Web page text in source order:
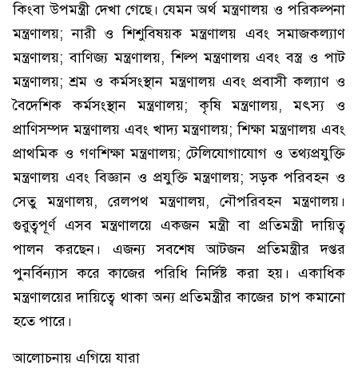
কিংবা উপমন্ত্রী দেখা গেছে। যেমন অর্থ মন্ত্রণালয় ও পরিকল্পনা
মন্ত্রণালয়; নারী ও শিশুবিষয়ক মন্ত্রণালয় এবং সমাজকল্যাণ
মন্ত্রণালয়; বাণিজ্য মন্ত্রণালয়, শিল্প মন্ত্রণালয় এবং বস্ত্র ও পাট
মন্ত্রণালয়; শ্রম ও কর্মসংস্থান মন্ত্রণালয় এবং প্রবাসী কল্যাণ ও
বৈদেশিক কর্মসংস্থান মন্ত্রণালয়; কৃষি মন্ত্রণালয়, মৎস্য ও
প্রাণিসম্পদ মন্ত্রণালয় এবং খাদ্য মন্ত্রণালয়; শিক্ষা মন্ত্রণালয় এবং
প্রাথমিক ও গণশিক্ষা মন্ত্রণালয়; টেলিযোগাযোগ ও তথ্যপ্রযুক্তি
মন্ত্রণালয় এবং বিজ্ঞান ও প্রযুক্তি মন্ত্রণালয়; সড়ক পরিবহন ও
সেতু মন্ত্রণালয়, রেলপথ মন্ত্রণালয়, নৌপরিবহন মন্ত্রণালয়।
গুরুত্বপূর্ণ এসব মন্ত্রণালয়ে একজন মন্ত্রী বা প্রতিমন্ত্রী দায়িত্ব
পালন করছেন। এজন্য সবশেষ আটজন প্রতিমন্ত্রীর দপ্তর
পুনর্বিন্যাস করে কাজের পরিধি নির্দিষ্ট করা হয়। একাধিক
মন্ত্রণালয়ের দায়িত্বে থাকা অন্য প্রতিমন্ত্রীর কাজের চাপ কমানো
হতে পারে।
আলোচনায় এগিয়ে যারা